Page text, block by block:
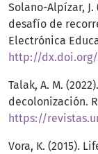
Solano-Alpízar,
desafío de
Electrónica
http://dx.doi.org/
Talak, A. M.
decolonización.
https://
Vora, K. (2015).